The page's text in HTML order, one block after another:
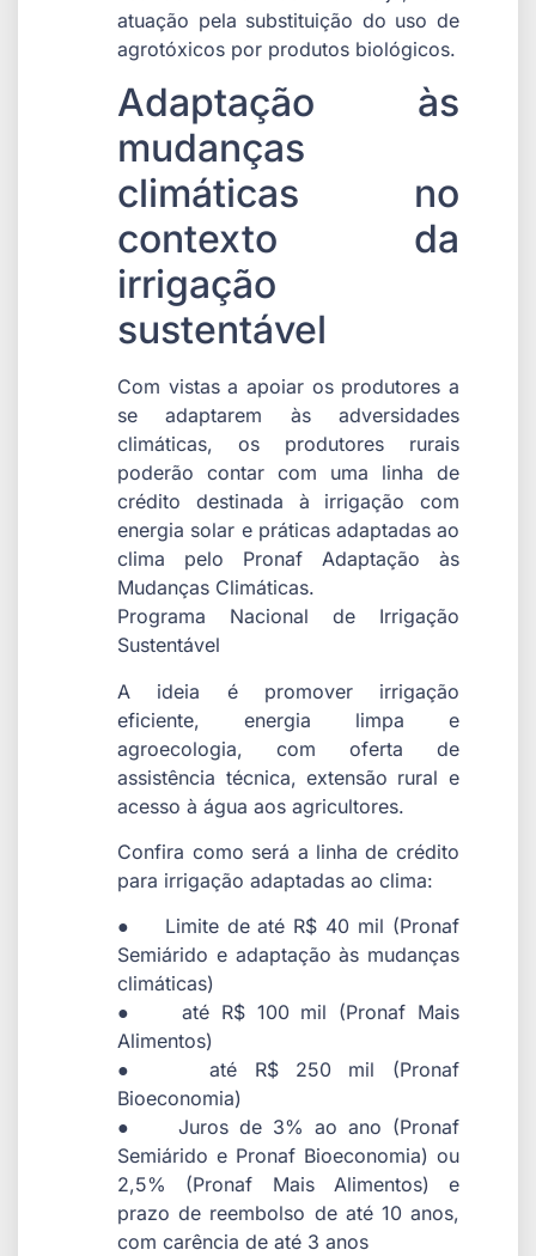
atuação pela substituição do uso de
agrotóxicos por produtos biológicos.
Adaptação às
mudanças
climáticas no
contexto da
irrigação
sustentável
Com vistas a apoiar os produtores a
se adaptarem às adversidades
climáticas, os produtores rurais
poderão contar com uma linha de
crédito destinada à irrigação com
energia solar e práticas adaptadas ao
clima pelo Pronaf Adaptação às
Mudanças Climáticas.
Programa Nacional de Irrigação
Sustentável
A ideia é promover irrigação
eficiente, energia limpa e
agroecologia, com oferta de
assistência técnica, extensão rural e
acesso à água aos agricultores.
Confira como será a linha de crédito
para irrigação adaptadas ao clima:
● Limite de até R$ 40 mil (Pronaf
Semiárido e adaptação às mudanças
climáticas)
● até R$ 100 mil (Pronaf Mais
Alimentos)
● até R$ 250 mil (Pronaf
Bioeconomia)
● Juros de 3% ao ano (Pronaf
Semiárido e Pronaf Bioeconomia) ou
2,5% (Pronaf Mais Alimentos) e
prazo de reembolso de até 10 anos,
com carência de até 3 anos